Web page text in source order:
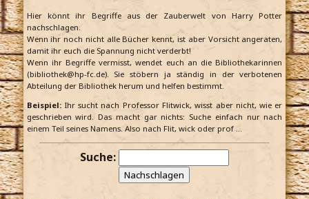
Zauberwelt
Willkommen
Jetzt Fanclub-Mitglied werden!
Hier könnt ihr Begriffe aus der Zauberwelt von Harry Potter
nachschlagen.
Wenn ihr noch nicht alle Bücher kennt, ist aber Vorsicht angeraten,
damit ihr euch die Spannung nicht verderbt!
Wenn ihr Begriffe vermisst, wendet euch an die Bibliothekarinnen
(bibliothek@hp-fc.de). Sie stöbern ja ständig in der verbotenen
Abteilung der Bibliothek herum und helfen bestimmt.
Beispiel:Ihr sucht nach Professor Flitwick, wisst aber nicht, wie er
geschrieben wird. Das macht gar nichts: Suche einfach nur nach
einem Teil seines Namens. Also nach Flit, wick oder prof …
Suche: